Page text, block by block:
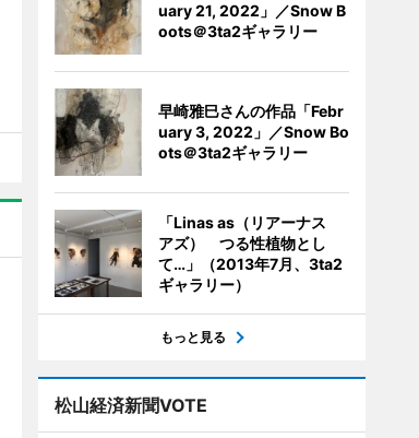
uary 21, 2022」／Snow B
oots＠3ta2ギャラリー
早崎雅巳さんの作品「Febr
uary 3, 2022」／Snow Bo
ots＠3ta2ギャラリー
「Linas as（リアーナス
アズ） つる性植物とし
て…」（2013年7月、3ta2
ギャラリー）
もっと見る
松山経済新聞VOTE